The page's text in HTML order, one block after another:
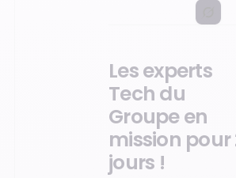
Les experts
Tech du
Groupe en
mission pour
jours !